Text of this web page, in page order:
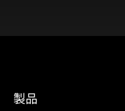
製品